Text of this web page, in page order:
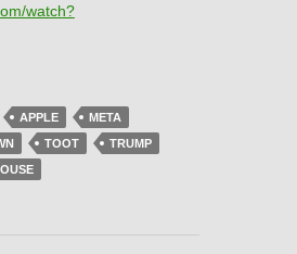
watch?
APPLE
META
TOOT
TRUMP